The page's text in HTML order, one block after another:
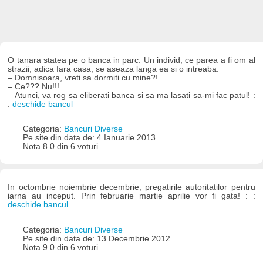
O tanara statea pe o banca in parc. Un individ, ce parea a fi om al
strazii, adica fara casa, se aseaza langa ea si o intreaba:
– Domnisoara, vreti sa dormiti cu mine?!
– Ce??? Nu!!!
– Atunci, va rog sa eliberati banca si sa ma lasati sa-mi fac patul! :
:deschide bancul
Categoria: Bancuri Diverse
Pe site din data de: 4 Ianuarie 2013
Nota 8.0 din 6 voturi
In octombrie noiembrie decembrie, pregatirile autoritatilor pentru
iarna au inceput. Prin februarie martie aprilie vor fi gata! : :
deschide bancul
Categoria: Bancuri Diverse
Pe site din data de: 13 Decembrie 2012
Nota 9.0 din 6 voturi